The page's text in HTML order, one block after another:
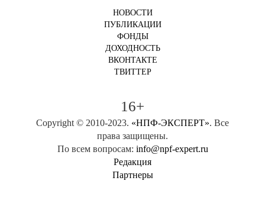
НОВОСТИ
ПУБЛИКАЦИИ
ФОНДЫ
ДОХОДНОСТЬ
ВКОНТАКТЕ
ТВИТТЕР
16+
Copyright © 2010-2023. «НПФ-ЭКСПЕРТ». Все
права защищены.
По всем вопросам: info@npf-expert.ru
Редакция
Партнеры